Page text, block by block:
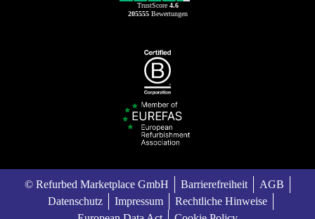
TrustScore 4.6
205555Bewertungen
© Refurbed Marketplace GmbH Barrierefreiheit
AGB
Datenschutz
Impressum
Rechtliche Hinweise